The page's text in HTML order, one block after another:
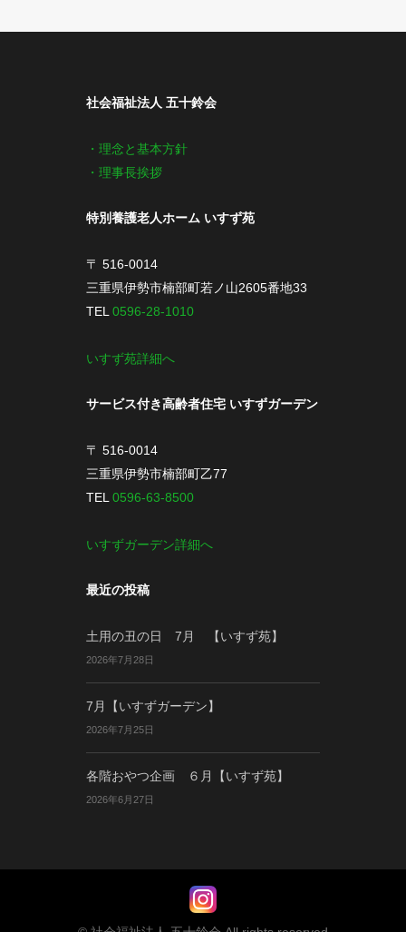
社会福祉法人 五十鈴会
・理念と基本方針
・理事長挨拶
特別養護老人ホーム いすず苑
〒 516-0014
三重県伊勢市楠部町若ノ山2605番地33
TEL 0596-28-1010
いすず苑詳細へ
サービス付き高齢者住宅 いすずガーデン
〒 516-0014
三重県伊勢市楠部町乙77
TEL 0596-63-8500
いすずガーデン詳細へ
最近の投稿
土用の丑の日 7月 【いすず苑】
2026年7月28日
7月【いすずガーデン】
2026年7月25日
各階おやつ企画 ６月【いすず苑】
2026年6月27日